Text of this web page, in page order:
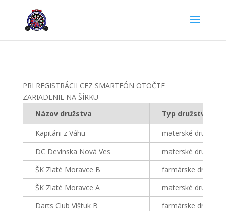
PRI REGISTRÁCII CEZ SMARTFÓN OTOČTE
ZARIADENIE NA ŠÍRKU
Názov družstva
Typ družstva
Kapitáni z Váhu
materské družstvo
DC Devínska Nová Ves
materské družstvo
ŠK Zlaté Moravce B
farmárske družstvo
ŠK Zlaté Moravce A
materské družstvo
Darts Club Vištuk B
farmárske družstvo